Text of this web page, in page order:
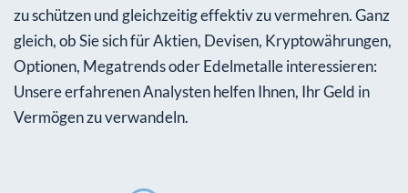
zu schützen und gleichzeitig effektiv zu vermehren. Ganz
gleich, ob Sie sich für Aktien, Devisen, Kryptowährungen,
Optionen, Megatrends oder Edelmetalle interessieren:
Unsere erfahrenen Analysten helfen Ihnen, Ihr Geld in
Vermögen zu verwandeln.